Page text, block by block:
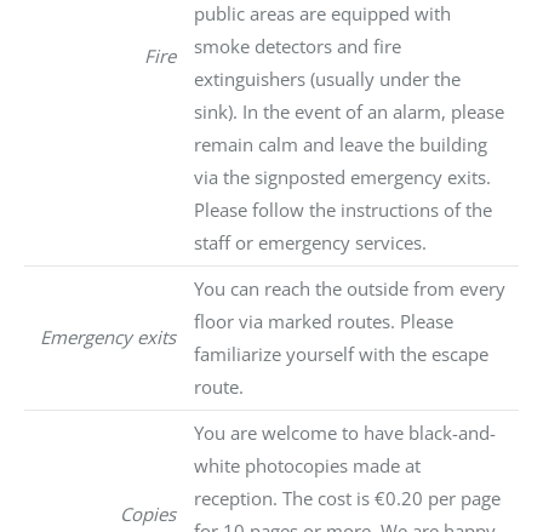
Fire
public areas are equipped with
smoke detectors and fire
extinguishers (usually under the
sink). In the event of an alarm, please
remain calm and leave the building
via the signposted emergency exits.
Please follow the instructions of the
staff or emergency services.
Emergency exits
You can reach the outside from every
floor via marked routes. Please
familiarize yourself with the escape
route.
Copies
You are welcome to have black-and-
white photocopies made at
reception. The cost is €0.20 per page